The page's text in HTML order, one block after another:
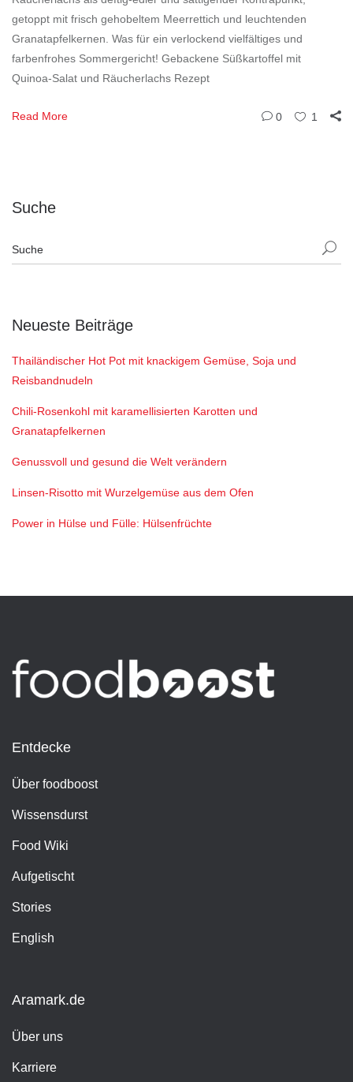
getoppt mit frisch gehobeltem Meerrettich und leuchtenden
Granatapfelkernen. Was für ein verlockend vielfältiges und
farbenfrohes Sommergericht! Gebackene Süßkartoffel mit
Quinoa-Salat und Räucherlachs Rezept
Read More 0 1
Suche
Neueste Beiträge
Thailändischer Hot Pot mit knackigem Gemüse, Soja und
Reisbandnudeln
Chili-Rosenkohl mit karamellisierten Karotten und
Granatapfelkernen
Genussvoll und gesund die Welt verändern
Linsen-Risotto mit Wurzelgemüse aus dem Ofen
Power in Hülse und Fülle: Hülsenfrüchte
Entdecke
Über foodboost
Wissensdurst
Food Wiki
Aufgetischt
Stories
English
Aramark.de
Über uns
Karriere